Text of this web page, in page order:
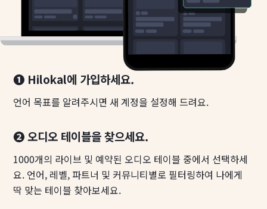
❶ Hilokal에 가입하세요.
언어 목표를 알려주시면 새 계정을 설정해 드려요.
❷ 오디오 테이블을 찾으세요.
1000개의 라이브 및 예약된 오디오 테이블 중에서 선택하세
요. 언어, 레벨, 파트너 및 커뮤니티별로 필터링하여 나에게
딱 맞는 테이블 찾아보세요.